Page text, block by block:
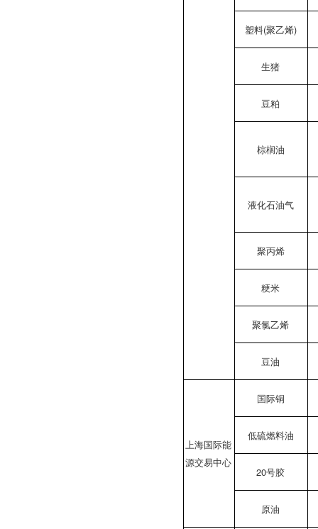
塑料(聚乙烯)
生猪
豆粕
棕榈油
液化石油气
聚丙烯
粳米
聚氯乙烯
豆油
上海国际能
源交易中心
国际铜
低硫燃料油
20号胶
原油